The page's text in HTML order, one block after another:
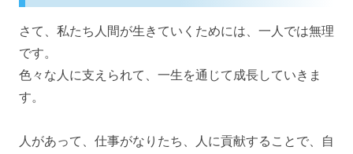
さて、私たち人間が生きていくためには、一人では無理
です。
色々な人に支えられて、一生を通じて成長していきま
す。
人があって、仕事がなりたち、 人に貢献することで、自